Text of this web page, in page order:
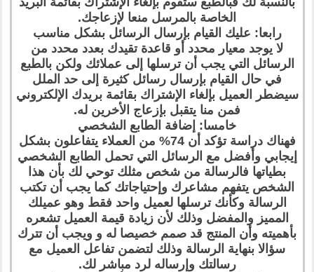
الخاصة بالمرسل منعا لإزعاجك.
رابعا: عليك القيام بإرسال الرسائل بشكل مناسب
لا يوجد معيار محدد أو قاعدة تقيدك بعدد محدد من
الرسائل التي يجب أن ترسلها إلى عملائك ولكن بالطبع
في حال القيام بإرسال رسائل كثيرة إلى حد الملل
سيضطر العميل بإلغاء الإشتراك بقائمة بريدك الإلكتروني
فمن منا يتقبل بإزعاج الأخرين له.
خامسا: إضافة الطابع الشخصي
فهناك دراسة تؤكد أن 74% من العملاء يتفاعلون بشكل
إيجابي وأفضل مع الرسائل التي تحمل الطابع الشخصي
بطياتها فالرسالة من شخص مثلك توحي لك بأن هذا
الشخص يتفهم مشاعرك وإحتياجاتك كما يجب أن تكتب
الرسالة وكأنك ترسلها لعميل واحد فقط وهو عميلك
المميز والمفضل وذلك لأن زيادة قيمة العميل تشعره
بأهميته وأن المنتج قد صمم خصيصا له و ويجب أن تترك
سؤالا بنهاية الرسالة وذلك لتضمن تفاعل العميل مع
رسالتك وإرساله لرد مباشر لك.